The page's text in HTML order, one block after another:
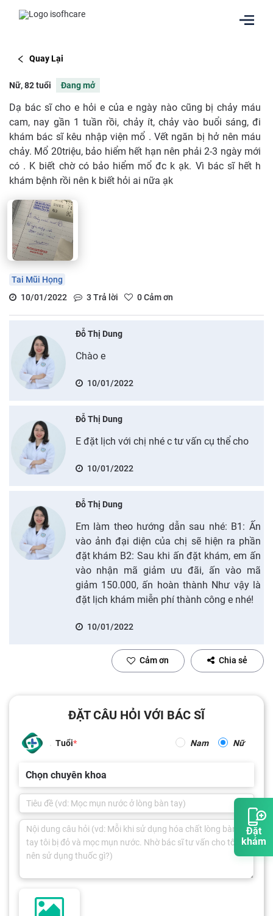
Đặt
khám
Quay Lại
Nữ, 82 tuổi Đang mở
Dạ bác sĩ cho e hỏi e của e ngày nào cũng bị chảy máu
cam, nay gần 1 tuần rồi, chảy ít, chảy vào buổi sáng, đi
khám bác sĩ kêu nhập viện mổ . Vết ngăn bị hở nên máu
chảy. Mổ 20triệu, bảo hiểm hết hạn nên phải 2-3 ngày mới
có . K biết chờ có bảo hiểm mổ đc k ạk. Vì bác sĩ hết h
khám bệnh rồi nên k biết hỏi ai nữa ạk
Tai Mũi Họng
10/01/2022
3 Trả lời 0Cảm ơn
Đỗ Thị Dung
Chào e
10/01/2022
Đỗ Thị Dung
E đặt lịch với chị nhé c tư vấn cụ thể cho
10/01/2022
Đỗ Thị Dung
Em làm theo hướng dẫn sau nhé: B1: Ấn
vào ảnh đại diện của chị sẽ hiện ra phần
đặt khám B2: Sau khi ấn đặt khám, em ấn
vào nhận mã giảm ưu đãi, ấn vào mã
giảm 150.000, ấn hoàn thành Như vậy là
đặt lịch khám miễn phí thành công e nhé!
10/01/2022
Cảm ơn Chia sẻ
ĐẶT CÂU HỎI VỚI BÁC SĨ
Tuổi Nam Nữ
Chọn chuyên khoa